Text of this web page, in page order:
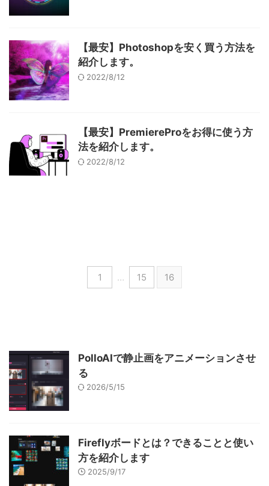
【最安】Photoshopを安く買う方法を
紹介します。
2022/8/12
【最安】PremiereProをお得に使う方
法を紹介します。
2022/8/12
1 … 15 16
PolloAIで静止画をアニメーションさせ
る
2026/5/15
Fireflyボードとは？できることと使い
方を紹介します
2025/9/17